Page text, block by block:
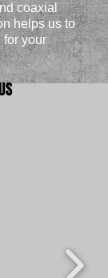
coaxial
helps us to
for your